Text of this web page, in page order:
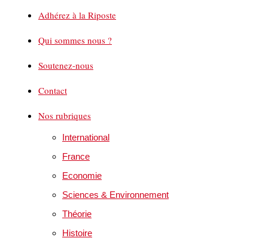
Adhérez à la Riposte
Qui sommes nous ?
Soutenez-nous
Contact
Nos rubriques
International
France
Economie
Sciences & Environnement
Théorie
Histoire